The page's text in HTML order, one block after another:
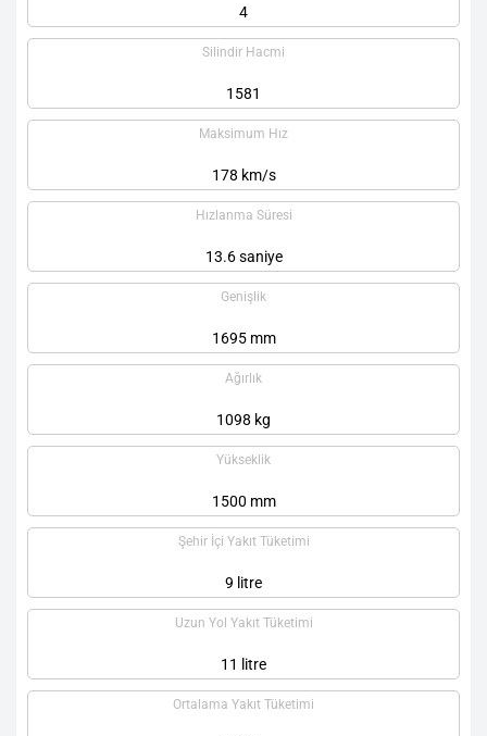
4
Silindir Hacmi
1581
Maksimum Hız
178 km/s
Hızlanma Süresi
13.6 saniye
Genişlik
1695 mm
Ağırlık
1098 kg
Yükseklik
1500 mm
Şehir İçi Yakıt Tüketimi
9 litre
Uzun Yol Yakıt Tüketimi
11 litre
Ortalama Yakıt Tüketimi